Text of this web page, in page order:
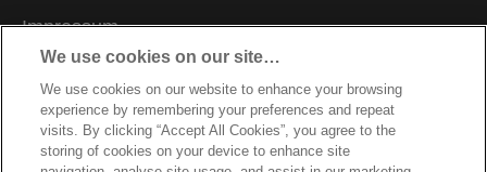
Impressum
Datenschutzhinweise
Datenzugriffsberechtigung
Sicherheitsdatenblätter
Cookie Richtlinie
We use cookies on our site…
We use cookies on our website to enhance your browsing
experience by remembering your preferences and repeat
visits. By clicking “Accept All Cookies”, you agree to the
storing of cookies on your device to enhance site